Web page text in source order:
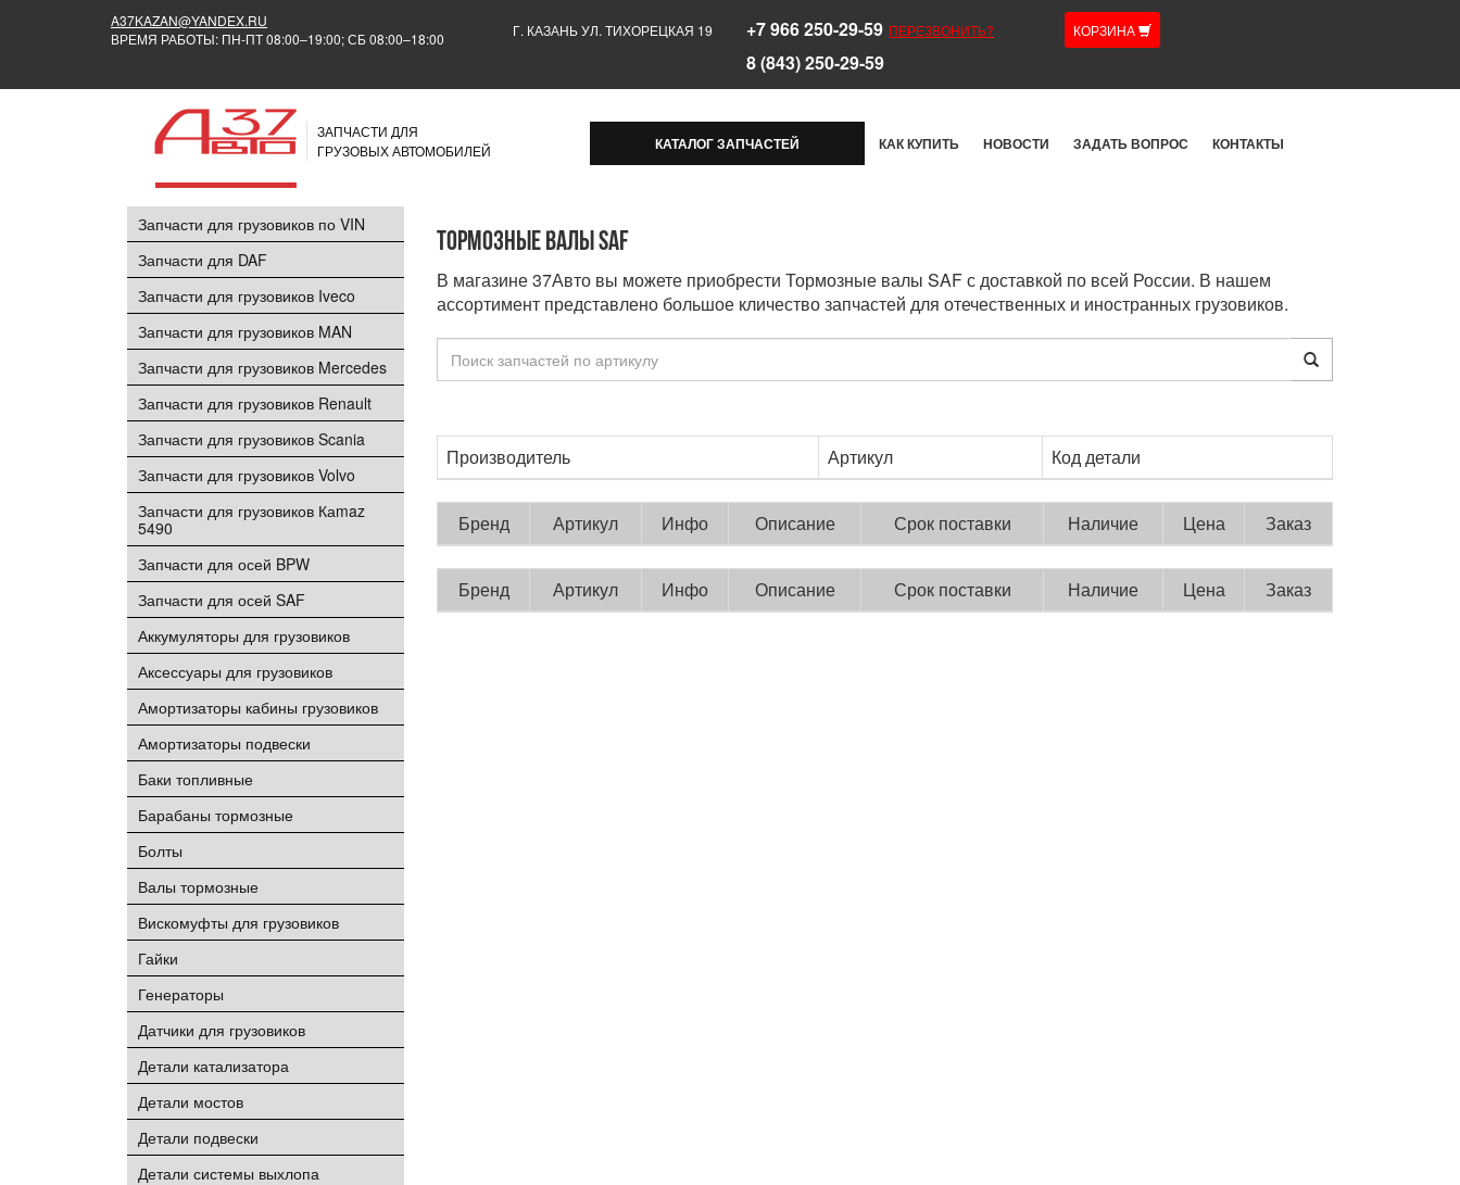
A37KAZAN@YANDEX.RU
ВРЕМЯ РАБОТЫ: ПН-ПТ 08:00–19:00; СБ 08:00–18:00
Г. КАЗАНЬ УЛ. ТИХОРЕЦКАЯ 19
+7 966 250-29-59
8 (843) 250-29-59
ПЕРЕЗВОНИТЬ? КОРЗИНА
ЗАПЧАСТИ ДЛЯ
ГРУЗОВЫХ АВТОМОБИЛЕЙ
КАТАЛОГ ЗАПЧАСТЕЙ КАК КУПИТЬ НОВОСТИ ЗАДАТЬ ВОПРОС КОНТАКТЫ
Запчасти для грузовиков по VIN
Запчасти для DAF
Запчасти для грузовиков Iveco
Запчасти для грузовиков MAN
Запчасти для грузовиков Mercedes
Запчасти для грузовиков Renault
Запчасти для грузовиков Scania
Запчасти для грузовиков Volvo
Запчасти для грузовиков Каmaz
5490
Запчасти для осей BPW
Запчасти для осей SAF
Аккумуляторы для грузовиков
Аксессуары для грузовиков
Амортизаторы кабины грузовиков
Амортизаторы подвески
Баки топливные
Барабаны тормозные
Болты
Валы тормозные
Вискомуфты для грузовиков
Гайки
Генераторы
Датчики для грузовиков
Детали катализатора
Детали мостов
Детали подвески
Детали системы выхлопа
Тормозные валы SAF
В магазине 37Авто вы можете приобрести Тормозные валы SAF с доставкой по всей России. В нашем
ассортимент представлено большое кличество запчастей для отечественных и иностранных грузовиков.
Производитель Артикул Код детали
Бренд Артикул Инфо Описание Срок поставки Наличие Цена Заказ
Бренд Артикул Инфо Описание Срок поставки Наличие Цена Заказ